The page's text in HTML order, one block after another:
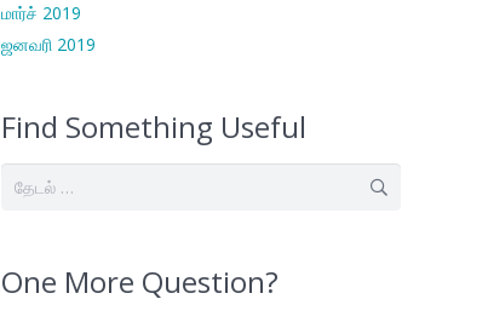
மார்ச் 2019
ஜனவரி 2019
Find Something Useful
இதற்காகத்
One More Question?